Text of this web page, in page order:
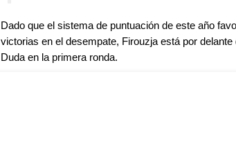
Dado que el sistema de puntuación de este año
victorias en el desempate, Firouzja está por
Duda en la primera ronda.